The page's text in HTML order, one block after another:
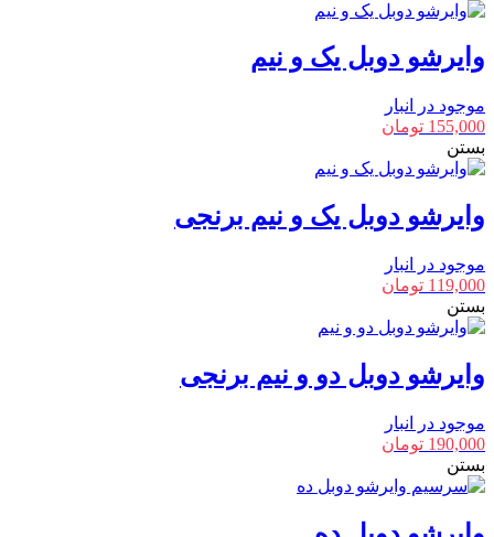
وایرشو دوبل یک و نیم
موجود در انبار
155,000 تومان
بستن
وایرشو دوبل یک و نیم برنجی
موجود در انبار
119,000 تومان
بستن
وایرشو دوبل دو و نیم برنجی
موجود در انبار
190,000 تومان
بستن